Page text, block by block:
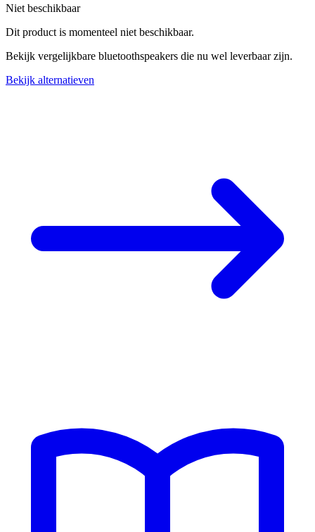
Niet beschikbaar
Dit product is momenteel niet beschikbaar.
Bekijk vergelijkbare bluetoothspeakers die nu wel leverbaar zijn.
Bekijk alternatieven